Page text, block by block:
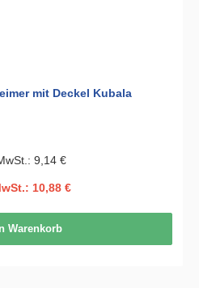
mit Deckel Kubala
9,14 €
10,88 €
Warenkorb